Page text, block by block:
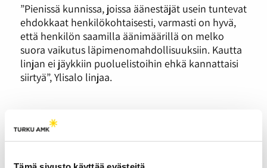
”Pienissä kunnissa, joissa äänestäjät usein tuntevat
ehdokkaat henkilökohtaisesti, varmasti on hyvä,
että henkilön saamilla äänimäärillä on melko
suora vaikutus läpimenomahdollisuuksiin. Kautta
linjan ei jäykkiin puoluelistoihin ehkä kannattaisi
siirtyä”, Ylisalo linjaa.
Marathon Monday